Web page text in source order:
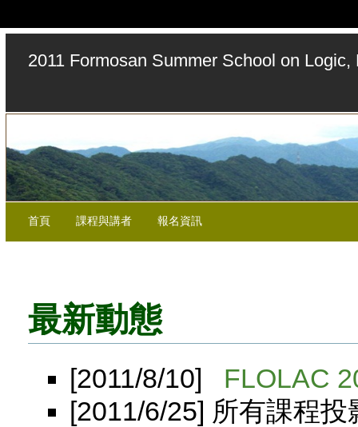
2011 Formosan Summer School on
首頁 課程與講者 報名資訊
最新動態
[2011/8/10]
FLOLAC
[2011/6/25] 所有課程